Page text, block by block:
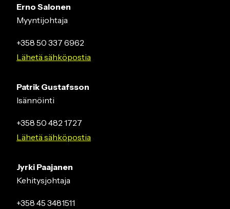
Erno Salonen
Myyntijohtaja
+358 50 337 6962
Lähetä sähköpostia
Patrik Gustafsson
Isännöinti
+358 50 482 1727
Lähetä sähköpostia
Jyrki Paajanen
Kehitysjohtaja
+358 45 3481511